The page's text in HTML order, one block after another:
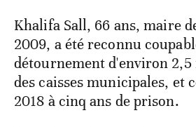
Khalifa Sall, 66 ans, maire
2009, a été reconnu
détournement d'environ
des caisses municipales, et
2018 à cinq ans de prison.